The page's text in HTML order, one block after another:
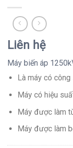
Liên hệ
Máy biến áp
Là máy có
Máy có hiệu
Máy được làm
Máy được làm